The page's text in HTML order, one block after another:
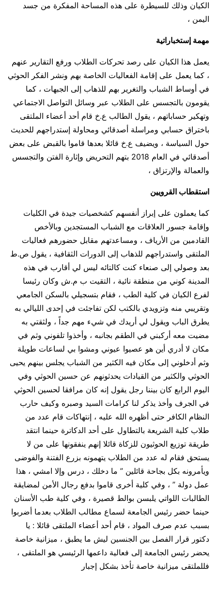
الكيان وذلك للسيطرة على هذه المساحة المفكرة من جسد
اليمن ،
مهمة إستخباراتية
يعمل هذا الكيان على رصد تحركات الطلاب ورفع التقارير عنهم
، كما يعمل على إقامة الفعاليات الخاصة بهم ونشر الفكر الحوثي
في أوساط الشباب والتغرير بهم للذهاب إلى الجبهات ، كما
يقومون بالتجسس على الطلاب عبر وسائل التواصل الاجتماعي
وتهكير حساباتهم ، يقول الطالب ع.خ قام أحد أعضاء الملتقى
باختراق حسابي ومراسلة أصدقائي ومحاولة إستدراجهم للحديث
حول السياسة ، ويضيف ع.خ قائلا بعدها قاموا بالقبض على بعض
أصدقائي في العام 2018 بتهم التحريض وإثارة الفتن والتجسس
والعمالة والإرتزاق ،
استقطاب القرويين
كما يعملون على إبراز أنفسهم كشخصيات جيدة في الكليات
وإقامة جسور العلاقات مع الشباب المستجدين وبالأخص
القادمين من الأرياف ، ومساعدتهم مقابل حضورهم فعاليات
الملتقى واستدراجهم للذهاب إلى الدورات الثقافية ، يقول ص.ط
بعد وصولي إلى صنعاء كنت كالتائه ليس لي أقارب في هذه
المدينة كوني من منطقة نائية ، التقيت ب م.ش وكان رئيسا
لفرع الكيان في كلية الطب ، فقام بتسجيلي بالسكن الجامعي
وتقريبي منه وتزويدي بالكتب لكن تفاجئت في إحدى الليالي به
يطرق الباب ويقول لي أريدك في شيء مهم جداً ، ولثقتي به
مضيت معه أركبني في الطقم بجانبه ، وأخذوا تلفوني وثم في
مكان لا أدري أين هو عصيوا عيوني ومشوا بي لساعات طويلة
وثم أدخلوني إلى مكان فيه الكثير من الشباب يجلس بينهم يحيى
الحوثي والكثير من القيادات يحدثونهم عن حسين الحوثي وفي
اليوم الرابع كان بيننا رجل يقول إنه كان مرافقا لحسين الحوثي
في الجرف وأخذ يذكر لنا كرامات السيد وصبره وكيف حارب
النظام الكافر حتى أظهره الله عليه ، إنتهاكات قام عدد من
طلاب كلية الشريعة بالتطاول على أحد الدكاترة حينما انتقد
طريقة توزيع الحوثيون للزكاة قائلا إنهم ينفقونها على من لا
يستحق فقام له عدد من الطلاب يتهمونه بزرع الفتنة والفوضى
ويأمرونه بكل بجاحة قائلين ” ما دخلك ، درس وإلا امشي ، هذا
عمل دولة ” ، وفي كلية أخرى قاموا بدفع رجال الأمن لمضايقة
الطالبات اللواتي يلبسن بوالط قصيرة ، وفي كلية طب الأسنان
حينما حضر رئيس الجامعة لسماع مطالب الطلاب بعدما أضربوا
بسبب عدم صرف المواد ، قام أحد أعضاء الملتقى قائلا : يا
دكتور قرار الفصل بين الجنسين ليش ما يطبق ، ميزانية خاصة
يحضر رئيس الجامعة إلى فعالية داعمها الرئيسي هو الملتقى ،
فللملتقى ميزانية خاصة تأخذ بشكل إجبار